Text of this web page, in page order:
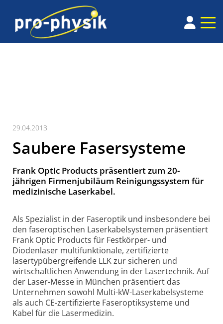
29.04.2013
Saubere Fasersysteme
Frank Optic Products präsentiert zum 20-
jährigen Firmenjubiläum Reinigungssystem für
medizinische Laserkabel.
Als Spezialist in der Faseroptik und insbesondere bei
den faseroptischen Laserkabelsystemen präsentiert
Frank Optic Products für Festkörper- und
Diodenlaser multifunktionale, zertifizierte
lasertypübergreifende LLK zur sicheren und
wirtschaftlichen Anwendung in der Lasertechnik. Auf
der Laser-Messe in München präsentiert das
Unternehmen sowohl Multi-kW-Laserkabelsysteme
als auch CE-zertifizierte Faseroptiksysteme und
Kabel für die Lasermedizin.